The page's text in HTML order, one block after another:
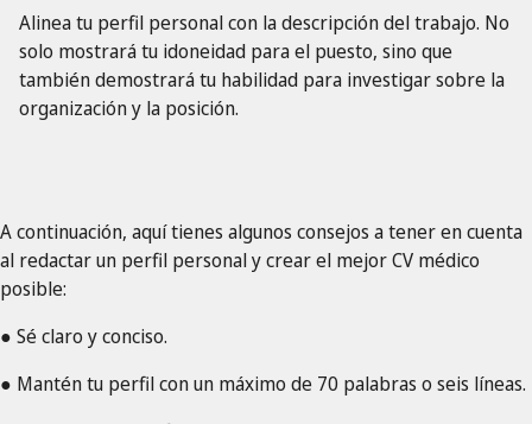
Alinea tu perfil personal con la descripción del trabajo. No
solo mostrará tu idoneidad para el puesto, sino que
también demostrará tu habilidad para investigar sobre la
organización y la posición.
A continuación, aquí tienes algunos consejos a tener en cuenta
al redactar un perfil personal y crear el mejor CV médico
posible:
● Sé claro y conciso.
● Mantén tu perfil con un máximo de 70 palabras o seis líneas.